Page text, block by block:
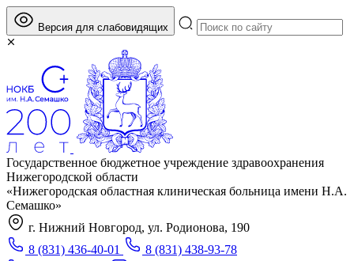
Версия для слабовидящих
Государственное бюджетное учреждение здравоохранения
Нижегородской области
«Нижегородская областная клиническая больница имени Н.А.
Семашко»
г. Нижний Новгород, ул. Родионова, 190
8 (831) 436-40-01
8 (831) 438-93-78